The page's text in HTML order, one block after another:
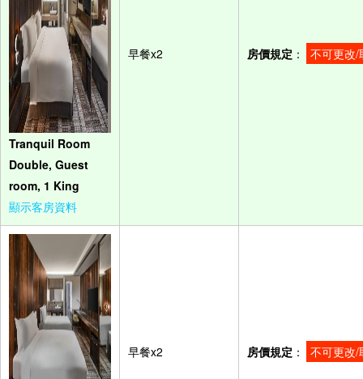
Tranquil Room
Double, Guest
room, 1 King
顯示客房資料
早餐x2 房價規定 ： 不可更改/
早餐x2 房價規定 ： 不可更改/